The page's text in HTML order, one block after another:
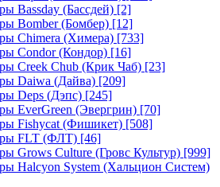
Bassday (Бассдей) [2]
Bomber (Бомбер) [12]
Chimera (Химера) [733]
Condor (Кондор) [16]
Creek Chub (Крик Чаб) [23]
Daiwa (Дайва) [209]
Deps (Дэпс) [245]
EverGreen (Эвергрин) [70]
Fishycat (Фишикет) [508]
FLT (ФЛТ) [46]
Grows Culture (Гровс Культур) [999]
Halcyon System (Хальцион Систем)